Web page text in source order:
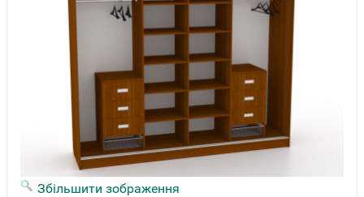
Збільшити зображення